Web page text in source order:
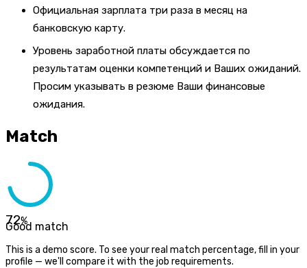
Официальная зарплата три раза в месяц на
банковскую карту.
Уровень заработной платы обсуждается по
результатам оценки компетенций и Ваших ожиданий.
Просим указывать в резюме Ваши финансовые
ожидания.
Match
72%
Good match
This is a demo score. To see your real match percentage, fill in your
profile — we'll compare it with the job requirements.